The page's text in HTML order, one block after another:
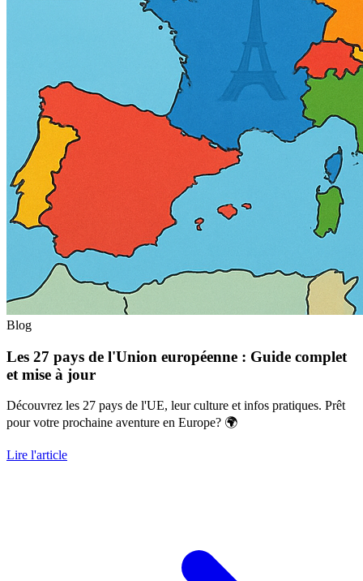
Blog
Les 27 pays de l'Union européenne : Guide complet
et mise à jour
Découvrez les 27 pays de l'UE, leur culture et infos pratiques. Prêt
pour votre prochaine aventure en Europe? 🌍
Lire l'article